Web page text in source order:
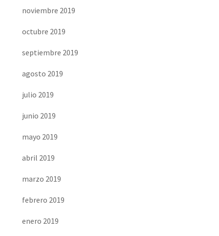
noviembre 2019
octubre 2019
septiembre 2019
agosto 2019
julio 2019
junio 2019
mayo 2019
abril 2019
marzo 2019
febrero 2019
enero 2019